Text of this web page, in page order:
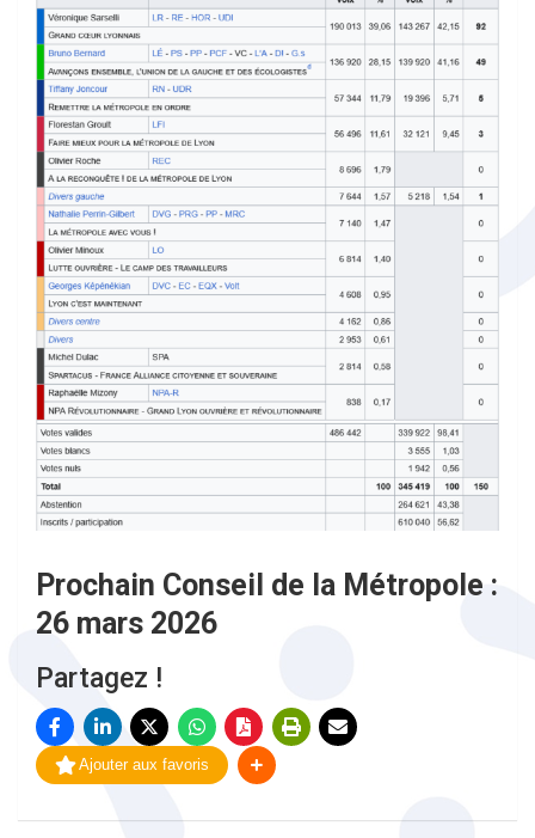
Prochain Conseil de la Métropole :
26 mars 2026
Partagez !
Ajouter aux favoris